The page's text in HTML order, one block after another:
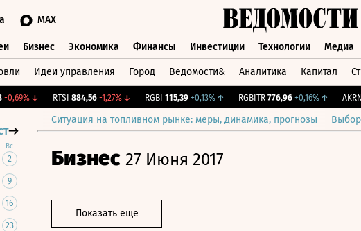
MAX
Бизнес Экономика Финансы Инвестиции Технологии Медиа
Идеи управления Город Ведомости& Аналитика Капитал
↓ RTSI 884,56 -1,27%↓ RGBI 115,39 +0,13%↑ RGBITR 776,96 +0,16%↑ AKRN 19
Ситуация на топливном рынке: меры, динамика, прогнозы
Вс
2
9
16
23
Бизнес 27 Июня 2017
Показать еще